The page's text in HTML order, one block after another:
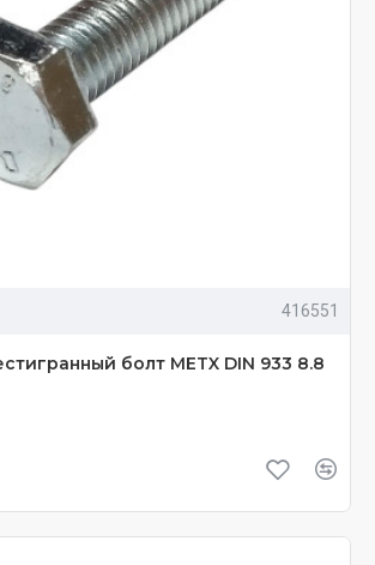
416551
болт METX DIN 933 8.8